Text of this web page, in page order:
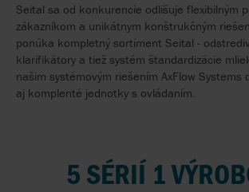
Seital sa od konkurencie odlišuje flexibilným
zákazníkom a unikátnym konštrukčným
ponúka kompletný sortiment Seital -
klarifikátory a tiež systém štandardizácie
našim systémovým riešením AxFlow
aj komplenté jednotky s ovládaním.
5 SÉRIÍ 1